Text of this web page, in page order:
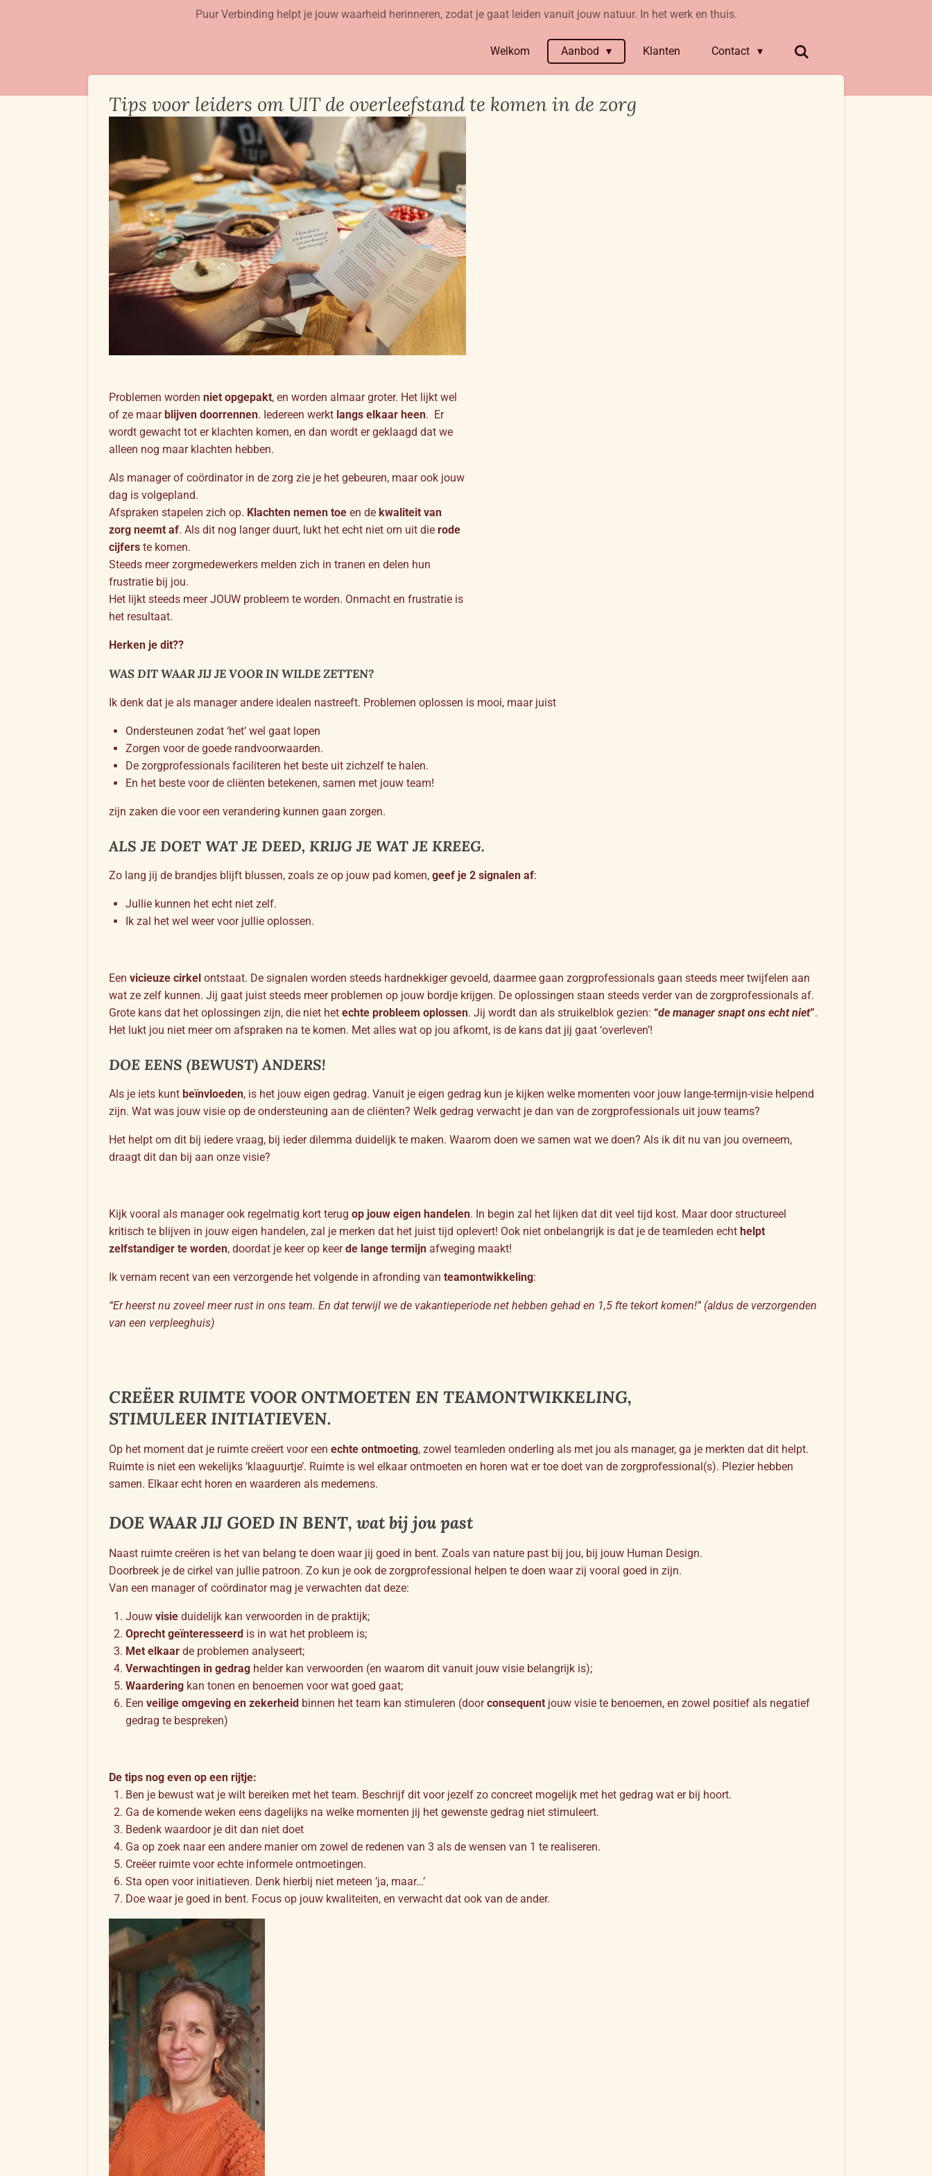
Puur Verbinding helpt je jouw waarheid herinneren, zodat je gaat leiden vanuit jouw natuur. In het werk en thuis.
Welkom Aanbod Klanten Contact
Tips voor leiders om UIT de overleefstand te komen in de zorg
Problemen worden niet opgepakt, en worden almaar groter. Het lijkt wel
of ze maarblijven doorrennen. Iedereen werkt langs elkaar heen. Er
wordt gewacht tot er klachten komen, en dan wordt er geklaagd dat we
alleen nog maar klachten hebben.
Als manager of coördinator in de zorg zie je het gebeuren, maar ook jouw
dag is volgepland.
Afspraken stapelen zich op. Klachten nemen toe en de kwaliteit van
zorg neemt af. Als dit nog langer duurt, lukt het echt niet om uit die rode
cijfers te komen.
Steeds meer zorgmedewerkers melden zich in tranen en delen hun
frustratie bij jou.
Het lijkt steeds meer JOUW probleem te worden. Onmacht en frustratie is
het resultaat.
Herken je dit??
WAS DIT WAAR JIJ JE VOOR IN WILDE ZETTEN?
Ik denk dat je als manager andere idealen nastreeft. Problemen oplossen is mooi, maar juist
Ondersteunen zodat ‘het’ wel gaat lopen
Zorgen voor de goede randvoorwaarden.
De zorgprofessionals faciliteren het beste uit zichzelf te halen.
En het beste voor de cliënten betekenen, samen met jouw team!
zijn zaken die voor een verandering kunnen gaan zorgen.
ALS JE DOET WAT JE DEED, KRIJG JE WAT JE KREEG.
Zo lang jij de brandjes blijft blussen, zoals ze op jouw pad komen, geef je 2 signalen af:
Jullie kunnen het echt niet zelf.
Ik zal het wel weer voor jullie oplossen.
Een vicieuze cirkel ontstaat. De signalen worden steeds hardnekkiger gevoeld, daarmee gaan zorgprofessionals gaan steeds meer twijfelen aan
wat ze zelf kunnen. Jij gaat juist steeds meer problemen op jouw bordje krijgen. De oplossingen staan steeds verder van de zorgprofessionals af.
Grote kans dat het oplossingen zijn, die niet het echte probleem oplossen. Jij wordt dan als struikelblok gezien: “de manager snapt ons echt niet”.
Het lukt jou niet meer om afspraken na te komen. Met alles wat op jou afkomt, is de kans dat jij gaat ‘overleven’!
DOE EENS (BEWUST) ANDERS!
Als je iets kunt beïnvloeden, is het jouw eigen gedrag. Vanuit je eigen gedrag kun je kijken welke momenten voor jouw lange-termijn-visie helpend
zijn. Wat was jouw visie op de ondersteuning aan de cliënten? Welk gedrag verwacht je dan van de zorgprofessionals uit jouw teams?
Het helpt om dit bij iedere vraag, bij ieder dilemma duidelijk te maken. Waarom doen we samen wat we doen? Als ik dit nu van jou overneem,
draagt dit dan bij aan onze visie?
Kijk vooral als manager ook regelmatig kort terug op jouw eigen handelen. In begin zal het lijken dat dit veel tijd kost. Maar door structureel
kritisch te blijven in jouw eigen handelen, zal je merken dat het juist tijd oplevert! Ook niet onbelangrijk is dat je de teamleden echt helpt
zelfstandiger te worden, doordat je keer op keerde lange termijn afweging maakt!
Ik vernam recent van een verzorgende het volgende in afronding van teamontwikkeling:
“Er heerst nu zoveel meer rust in ons team. En dat terwijl we de vakantieperiode net hebben gehad en 1,5 fte tekort komen!” (aldus de verzorgenden
van een verpleeghuis)
CREËER RUIMTE VOOR ONTMOETEN EN TEAMONTWIKKELING,
STIMULEER INITIATIEVEN.
Op het moment dat je ruimte creëert voor een echte ontmoeting, zowel teamleden onderling als met jou als manager, ga je merkten dat dit helpt.
Ruimte is niet een wekelijks ‘klaaguurtje’. Ruimte is wel elkaar ontmoeten en horen wat er toe doet van de zorgprofessional(s). Plezier hebben
samen. Elkaar echt horen en waarderen als medemens.
DOE WAAR JIJ GOED IN BENT, wat bij jou past
Naast ruimte creëren is het van belang te doen waar jij goed in bent. Zoals van nature past bij jou, bij jouw Human Design.
Doorbreek je de cirkel van jullie patroon. Zo kun je ook de zorgprofessional helpen te doen waar zij vooral goed in zijn.
Van een manager of coördinator mag je verwachten dat deze:
Jouw visie duidelijk kan verwoorden in de praktijk;
Oprecht geïnteresseerd is in wat het probleem is;
Met elkaar de problemen analyseert;
Verwachtingen in gedrag helder kan verwoorden (en waarom dit vanuit jouw visie belangrijk is);
Waardering kan tonen en benoemen voor wat goed gaat;
Een veilige omgeving en zekerheid binnen het team kan stimuleren (doorconsequent jouw visie te benoemen, en zowel positief als negatief
gedrag te bespreken)
De tips nog even op een rijtje:
Ben je bewust wat je wilt bereiken met het team. Beschrijf dit voor jezelf zo concreet mogelijk met het gedrag wat er bij hoort.
Ga de komende weken eens dagelijks na welke momenten jij het gewenste gedrag niet stimuleert.
Bedenk waardoor je dit dan niet doet
Ga op zoek naar een andere manier om zowel de redenen van 3 als de wensen van 1 te realiseren.
Creëer ruimte voor echte informele ontmoetingen.
Sta open voor initiatieven. Denk hierbij niet meteen ‘ja, maar…’
Doe waar je goed in bent. Focus op jouw kwaliteiten, en verwacht dat ook van de ander.